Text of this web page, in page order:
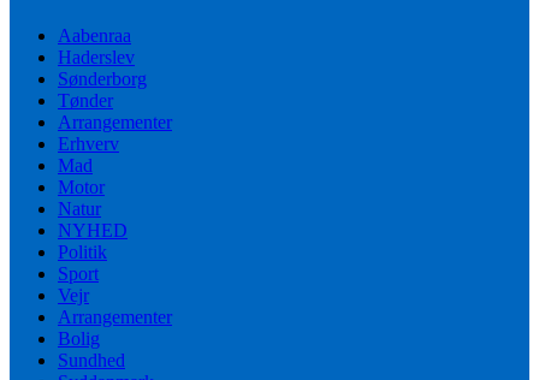
Aabenraa
Haderslev
Sønderborg
Tønder
Arrangementer
Erhverv
Mad
Motor
Natur
NYHED
Politik
Sport
Vejr
Arrangementer
Bolig
Sundhed